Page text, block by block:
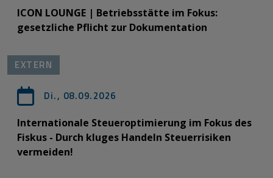
ICON LOUNGE | Betriebsstätte im Fokus:
gesetzliche Pflicht zur Dokumentation
EXTERN
Di., 08.09.2026
Internationale Steueroptimierung im Fokus des
Fiskus - Durch kluges Handeln Steuerrisiken
vermeiden!